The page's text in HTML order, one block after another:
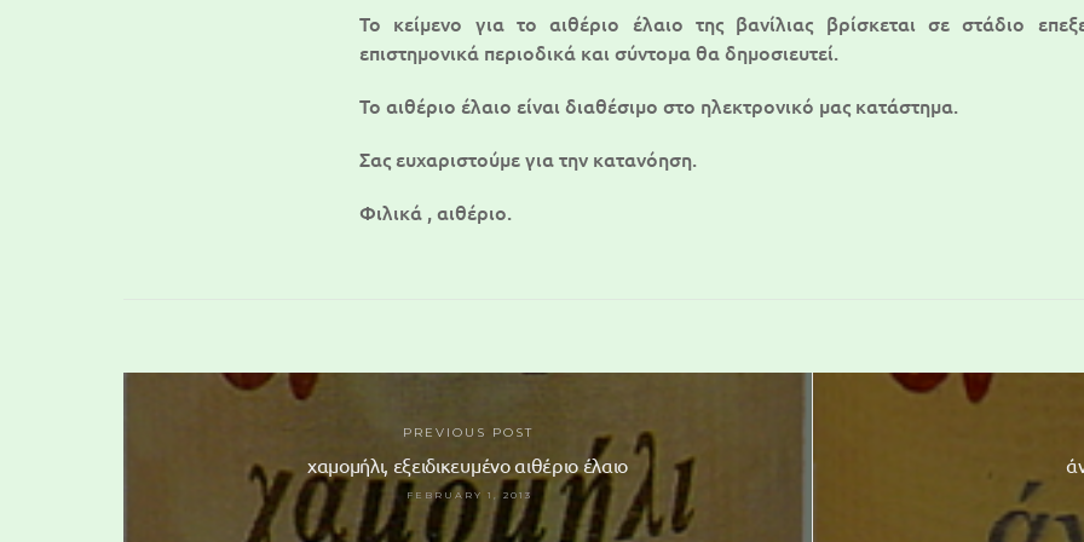
Το κείμενο για τo αιθέριο έλαιο της βανίλιας βρίσκεται σε στάδιο
επιστημονικά περιοδικά και σύντομα θα δημοσιευτεί.
To αιθέριο έλαιο είναι διαθέσιμο στο ηλεκτρονικό μας κατάστημα.
Σας ευχαριστούμε για την κατανόηση.
Φιλικά , αιθέριο.
PREVIOUS POST
χαμομήλι, εξειδικευμένο αιθέριο έλαιο
FEBRUARY 1, 2013